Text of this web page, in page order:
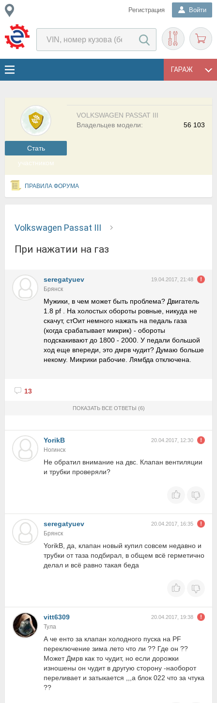
Регистрация Войти
ГАРАЖ
Cтать
участником
VOLKSWAGEN PASSAT III
56 103
Владельцев модели:
ПРАВИЛА ФОРУМА
Volkswagen Passat III
При нажатии на газ
seregatyuev 19.04.2017, 21:48
Брянск
Мужики, в чем может быть проблема? Двигатель
1.8 pf . На холостых обороты ровные, никуда не
скачут, стОит немного нажать на педаль газа
(когда срабатывает микрик) - обороты
подскакивают до 1800 - 2000. У педали большой
ход еще впереди, это дмрв чудит? Думаю больше
некому. Микрики рабочие. Лямбда отключена.
13
ПОКАЗАТЬ ВСЕ ОТВЕТЫ (6)
YorikB 20.04.2017, 12:30
Ногинск
Не обратил внимание на двс. Клапан вентиляции
и трубки проверяли?
seregatyuev 20.04.2017, 16:35
Брянск
YorikB, да, клапан новый купил совсем недавно и
трубки от таза подбирал, в общем всё герметично
делал и всё равно такая беда
vitt6309 20.04.2017, 19:38
Тула
А че енто за клапан холодного пуска на PF
переключение зима лето что ли ?? Где он ??
Может Дмрв как то чудит, но если дорожки
изношены он чудит в другую сторону -наоборот
переливает и затыкается ,,,а блок 022 что за чтука
??